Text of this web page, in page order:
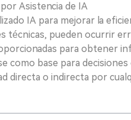
Asistencia de IA
IA para mejorar la
técnicas, pueden ocurrir
para obtener
como base para
directa o indirecta por